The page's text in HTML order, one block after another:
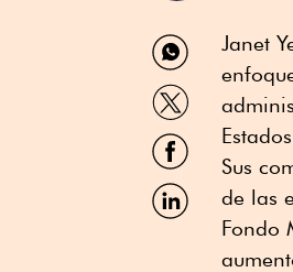
Compartir
por
WhatsApp
Compartir
por
Twitter
Compartir
por
Facebook
Compartir
por
Janet
Sus
de las
Fondo